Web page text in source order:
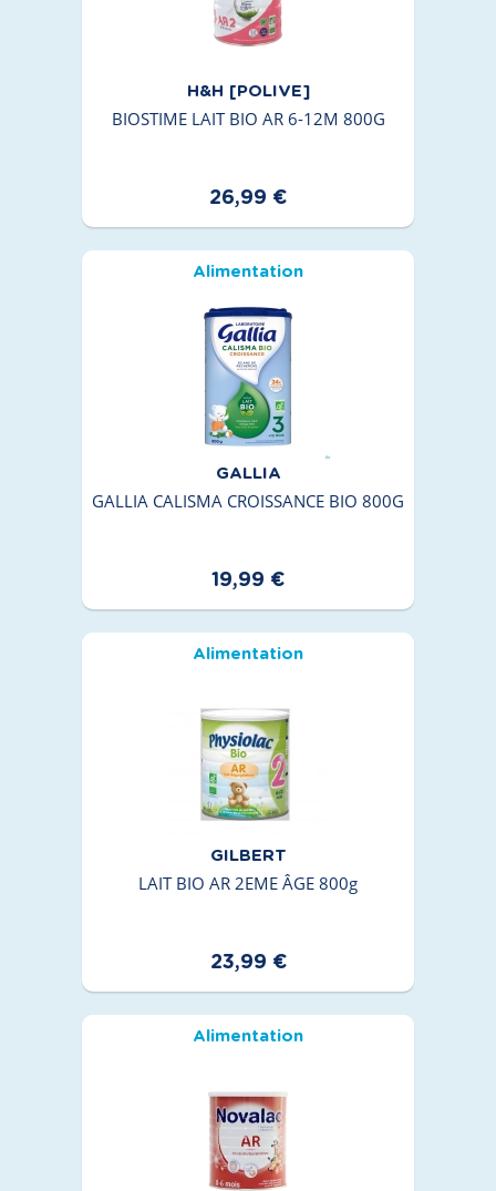
H&H [POLIVE]
BIOSTIME LAIT BIO AR 6-12M 800G
26,99 €
Alimentation
GALLIA
GALLIA CALISMA CROISSANCE BIO 800G
19,99 €
Alimentation
GILBERT
LAIT BIO AR 2EME ÂGE 800g
23,99 €
Alimentation